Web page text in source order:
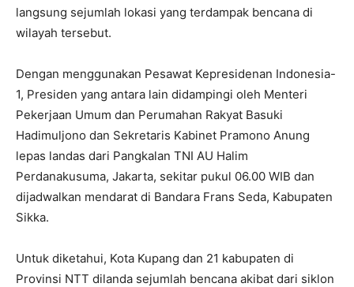
langsung sejumlah lokasi yang terdampak bencana di
wilayah tersebut.
Dengan menggunakan Pesawat Kepresidenan Indonesia-
1, Presiden yang antara lain didampingi oleh Menteri
Pekerjaan Umum dan Perumahan Rakyat Basuki
Hadimuljono dan Sekretaris Kabinet Pramono Anung
lepas landas dari Pangkalan TNI AU Halim
Perdanakusuma, Jakarta, sekitar pukul 06.00 WIB dan
dijadwalkan mendarat di Bandara Frans Seda, Kabupaten
Sikka.
Untuk diketahui, Kota Kupang dan 21 kabupaten di
Provinsi NTT dilanda sejumlah bencana akibat dari siklon